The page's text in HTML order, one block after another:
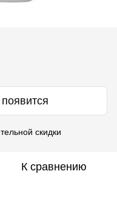
скидки
К сравнению